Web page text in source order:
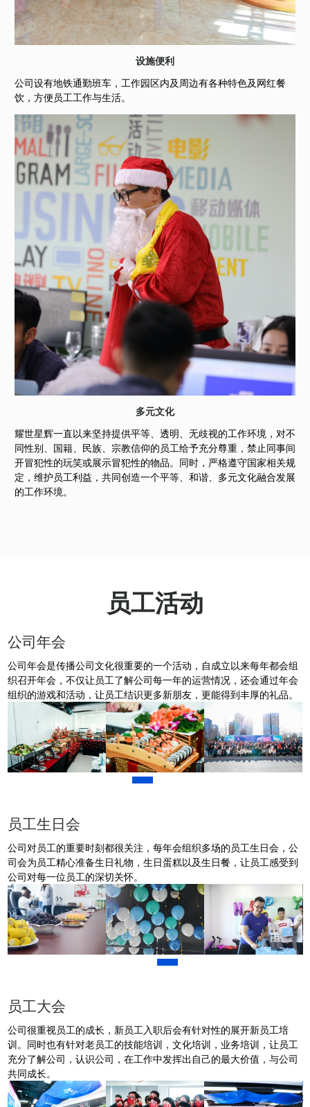
设施便利
公司设有地铁通勤班车，工作园区内及周边有各种特色及网红餐
饮，方便员工工作与生活。
多元文化
耀世星辉一直以来坚持提供平等、透明、无歧视的工作环境，对不
同性别、国籍、民族、宗教信仰的员工给予充分尊重，禁止同事间
开冒犯性的玩笑或展示冒犯性的物品。同时，严格遵守国家相关规
定，维护员工利益，共同创造一个平等、和谐、多元文化融合发展
的工作环境。
员工活动
公司年会
公司年会是传播公司文化很重要的一个活动，自成立以来每年都会组
织召开年会，不仅让员工了解公司每一年的运营情况，还会通过年会
组织的游戏和活动，让员工结识更多新朋友，更能得到丰厚的礼品。
员工生日会
公司对员工的重要时刻都很关注，每年会组织多场的员工生日会，公
司会为员工精心准备生日礼物，生日蛋糕以及生日餐，让员工感受到
公司对每一位员工的深切关怀。
员工大会
公司很重视员工的成长，新员工入职后会有针对性的展开新员工培
训。同时也有针对老员工的技能培训，文化培训，业务培训，让员工
充分了解公司，认识公司，在工作中发挥出自己的最大价值，与公司
共同成长。